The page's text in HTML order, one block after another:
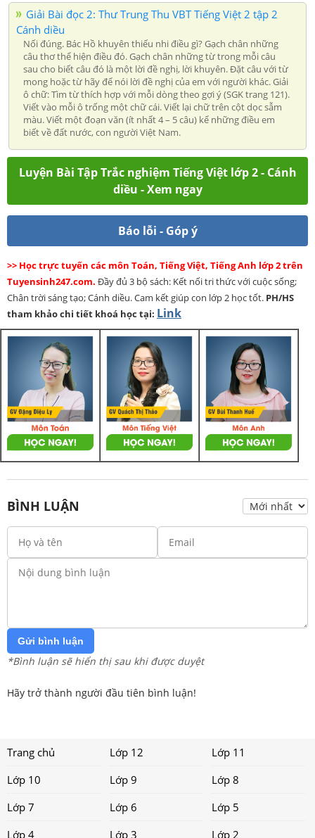
Giải Bài đọc 2: Thư Trung Thu VBT Tiếng Việt 2 tập 2
Cánh diều
Nối đúng. Bác Hồ khuyên thiếu nhi điều gì? Gạch chân những
câu thơ thể hiện điều đó. Gạch chân những từ trong mỗi câu
sau cho biết câu đó là một lời đề nghị, lời khuyên. Đặt câu với từ
mong hoặc từ hãy để nói lời đề nghị của em với người khác. Giải
ô chữ: Tìm từ thích hợp với mỗi dòng theo gợi ý (SGK trang 121).
Viết vào mỗi ô trống một chữ cái. Viết lại chữ trên cột dọc sẫm
màu. Viết một đoạn văn (ít nhất 4 – 5 câu) kể những điều em
biết về đất nước, con người Việt Nam.
Luyện Bài Tập Trắc nghiệm Tiếng Việt lớp 2 - Cánh
diều - Xem ngay
Báo lỗi - Góp ý
>> Học trực tuyến các môn Toán, Tiếng Việt, Tiếng Anh lớp 2 trên
Tuyensinh247.com. Đầy đủ 3 bộ sách: Kết nối tri thức với cuộc sống;
Chân trời sáng tạo; Cánh diều. Cam kết giúp con lớp 2 học tốt. PH/HS
tham khảo chi tiết khoá học tại: Link
BÌNH LUẬN
Gửi bình luận
*Bình luận sẽ hiển thị sau khi được duyệt
Hãy trở thành người đầu tiên bình luận!
Trang chủ Lớp 12
Lớp 11
Lớp 10
Lớp 9
Lớp 8
Lớp 7
Lớp 6
Lớp 5
Lớp 4
Lớp 3 Lớp 2